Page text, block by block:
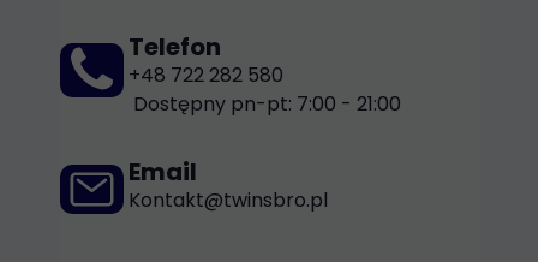
Telefon
+48 722 282 580
Dostępny pn-pt: 7:00 - 21:00
Email
Kontakt@twinsbro.pl